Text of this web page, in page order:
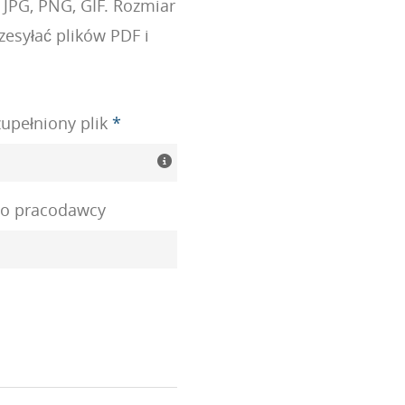
PNG, GIF. Rozmiar
plików PDF i
plik*
pracodawcy